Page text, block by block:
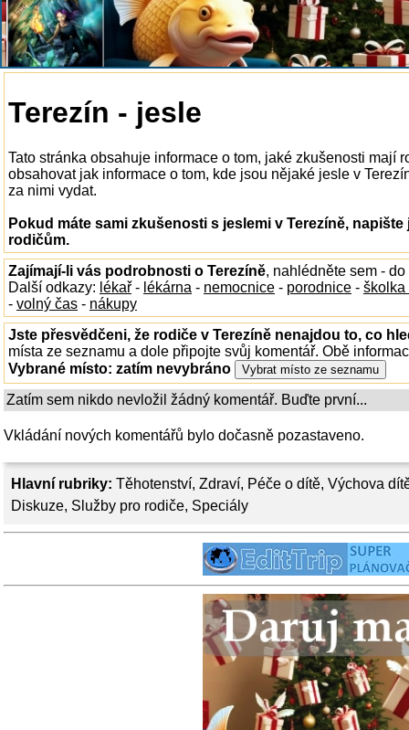
Hlavní rubriky: Těhotenství, Zdraví, Péče o dítě, Výchova
Diskuze, Služby pro rodiče, Speciály
Terezín - jesle
Tato stránka obsahuje informace o tom, jaké zkušenosti mají
obsahovat jak informace o tom, kde jsou nějaké jesle v
za nimi vydat.
Pokud máte sami zkušenosti s jeslemi v Terezíně,
rodičům.
Zajímají-li vás podrobnosti o Terezíně, nahlédněte sem - do
Další odkazy: lékař - lékárna - nemocnice - porodnice - školka
- volný čas - nákupy
Jste přesvědčeni, že rodiče v Terezíně nenajdou to, co
místa ze seznamu a dole připojte svůj komentář. Obě
Vybrané místo: zatím nevybráno
Zatím sem nikdo nevložil žádný komentář. Buďte první...
Vkládání nových komentářů bylo dočasně pozastaveno.